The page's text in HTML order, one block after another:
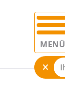
MENÜ